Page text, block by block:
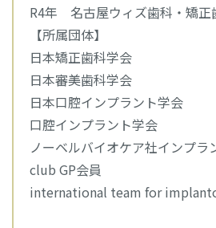
R4年 名古屋ウィズ歯科・矯
【所属団体】
日本矯正歯科学会
日本審美歯科学会
日本口腔インプラント学会
口腔インプラント学会
ノーベルバイオケア社インプラ
club GP会員
international team for